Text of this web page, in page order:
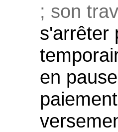
; son
s'arrêter
en